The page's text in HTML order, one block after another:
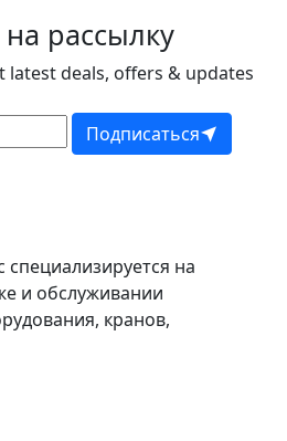
рассылку
latest deals, offers & updates
Подписаться
на
и обслуживании
кранов,